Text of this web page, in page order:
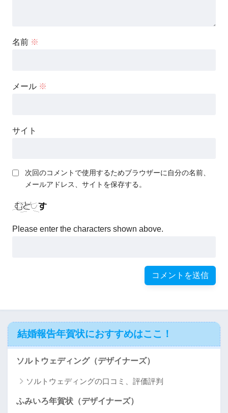
名前 ※
メール ※
サイト
次回のコメントで使用するためブラウザーに自分の名前、
メールアドレス、サイトを保存する。
Please enter the characters shown above.
結婚報告年賀状におすすめはここ！
ソルトウェディング（デザイナーズ）
ソルトウェディングの口コミ、評価評判
ふみいろ年賀状（デザイナーズ）